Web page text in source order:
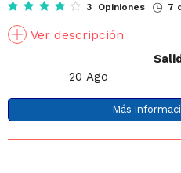
3 Opiniones 7
Ver descripción
20 Ago
Más